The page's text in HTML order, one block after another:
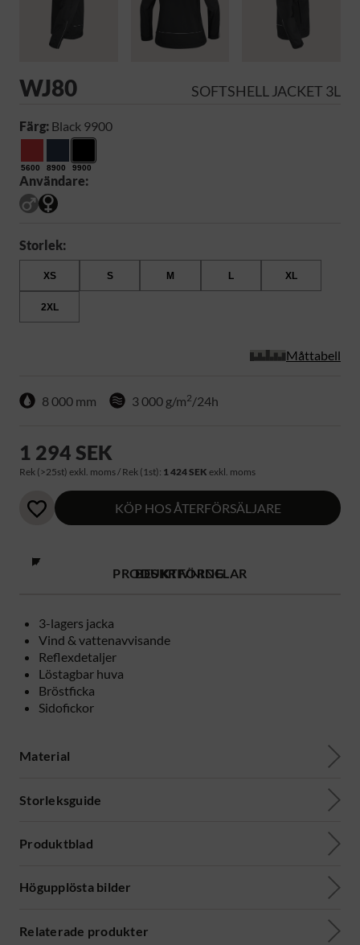
WJ80 SOFTSHELL JACKET 3L
Färg: Black 9900
5600 8900 9900
Användare:
Storlek:
XS S M L XL
2XL
Måttabell
8 000 mm 3 000 g/m2/24h
1 294 SEK
Rek (>25st) exkl. moms / Rek (1st): 1 424 SEK exkl. moms
KÖP HOS ÅTERFÖRSÄLJARE
PRODUKTFÖRDELAR
3-lagers jacka
Vind & vattenavvisande
Reflexdetaljer
Löstagbar huva
Bröstficka
Sidofickor
BESKRIVNING
Material
Storleksguide
Produktblad
Högupplösta bilder
Relaterade produkter